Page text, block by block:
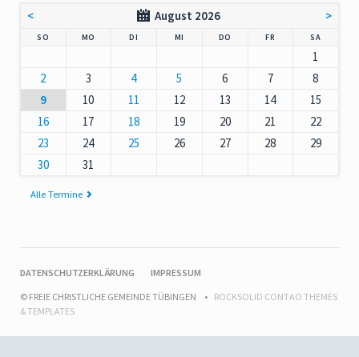
< August 2026 >
SO MO DI MI DO NNERSTAG
FR SAMSTAG
1
2
3 4 5 6 7
8
9
10 11 12 13 14
15
16
17 18 19 20 21
22
23
24 25 26 27 28
29
30
31
Alle Termine
NAVIGATION
DATENSCHUTZERKLÄRUNG
IMPRESSUM
© FREIE CHRISTLICHE GEMEINDE TÜBINGEN
ROCKSOLID CONTAO THEMES
& TEMPLATES